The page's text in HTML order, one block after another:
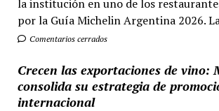
la institución en uno de los
por la Guía Michelin Argentina 2026.
Comentarios cerrados
Crecen las exportaciones de vino:
consolida su estrategia de
internacional